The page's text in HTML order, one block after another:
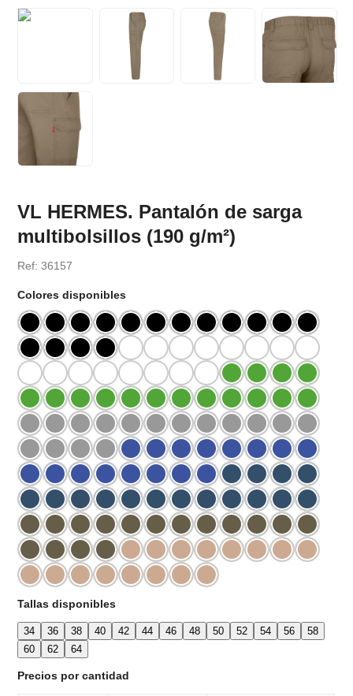
VL HERMES. Pantalón de sarga
multibolsillos (190 g/m²)
Ref: 36157
Colores disponibles
Tallas disponibles
34 36 38 40 42 44 46 48 50 52 54 56
58
60
62 64
Precios por cantidad